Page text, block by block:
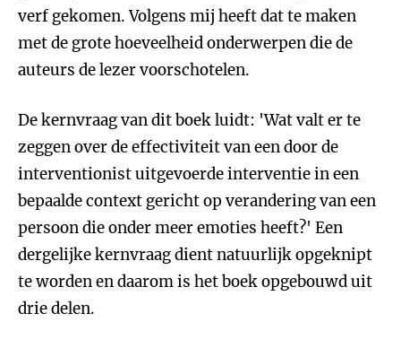
verf gekomen. Volgens mij heeft dat te maken
met de grote hoeveelheid onderwerpen die de
auteurs de lezer voorschotelen.
De kernvraag van dit boek luidt: 'Wat valt er te
zeggen over de effectiviteit van een door de
interventionist uitgevoerde interventie in een
bepaalde context gericht op verandering van een
persoon die onder meer emoties heeft?' Een
dergelijke kernvraag dient natuurlijk opgeknipt
te worden en daarom is het boek opgebouwd uit
drie delen.